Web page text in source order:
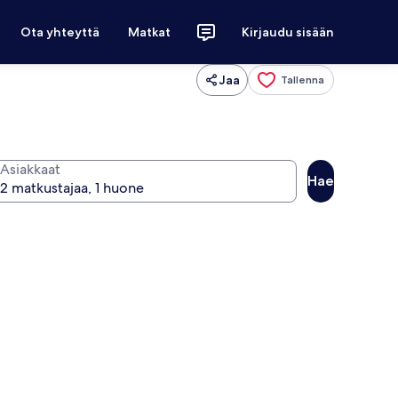
Ota yhteyttä Matkat Kirjaudu sisään
Jaa Tallenna
Asiakkaat
Hae